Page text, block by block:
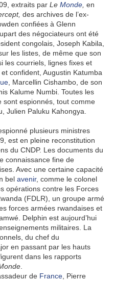
extraits par Le Monde en
des archives de l’ex-
confiées à Glenn
des négociateurs ont été
congolais, Joseph Kabila,
les listes, de même que son
les courriels, lignes fixes et
confident, Augustin Katumba
, Marcellin Cishambo, de son
Kalume Numbi. Toutes les
sont espionnés, tout comme
Julien Paluku Kahongya.
plusieurs ministres
est en pleine reconstitution
du CNDP. Les documents du
connaissance fine de
Avec une certaine capacité
bel avenir, comme le colonel
opérations contre les Forces
(FDLR), un groupe armé
forces armées rwandaises et
Delphin est aujourd’hui
militaires. La
du chef du
en passant par les hauts
dans les rapports
de France , Pierre